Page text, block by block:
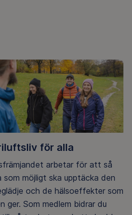
för alla
arbetar för att så
som möjligt ska upptäcka den
och de hälsoeffekter som
ger. Som medlem bidrar du